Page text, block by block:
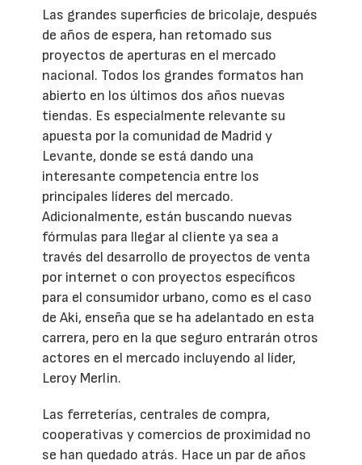
Las grandes superficies de bricolaje, después
de años de espera, han retomado sus
proyectos de aperturas en el mercado
nacional. Todos los grandes formatos han
abierto en los últimos dos años nuevas
tiendas. Es especialmente relevante su
apuesta por la comunidad de Madrid y
Levante, donde se está dando una
interesante competencia entre los
principales líderes del mercado.
Adicionalmente, están buscando nuevas
fórmulas para llegar al cliente ya sea a
través del desarrollo de proyectos de venta
por internet o con proyectos específicos
para el consumidor urbano, como es el caso
de Aki, enseña que se ha adelantado en esta
carrera, pero en la que seguro entrarán otros
actores en el mercado incluyendo al líder,
Leroy Merlin.
Las ferreterías, centrales de compra,
cooperativas y comercios de proximidad no
se han quedado atrás. Hace un par de años